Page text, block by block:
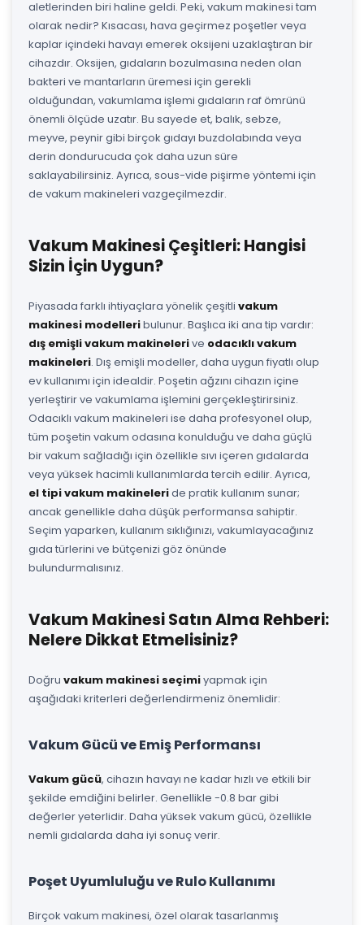
aletlerinden biri haline geldi. Peki, vakum makinesi tam
olarak nedir? Kısacası, hava geçirmez poşetler veya
kaplar içindeki havayı emerek oksijeni uzaklaştıran bir
cihazdır. Oksijen, gıdaların bozulmasına neden olan
bakteri ve mantarların üremesi için gerekli
olduğundan, vakumlama işlemi gıdaların raf ömrünü
önemli ölçüde uzatır. Bu sayede et, balık, sebze,
meyve, peynir gibi birçok gıdayı buzdolabında veya
derin dondurucuda çok daha uzun süre
saklayabilirsiniz. Ayrıca, sous-vide pişirme yöntemi için
de vakum makineleri vazgeçilmezdir.
Vakum Makinesi Çeşitleri: Hangisi
Sizin İçin Uygun?
Piyasada farklı ihtiyaçlara yönelik çeşitli vakum
makinesi modelleribulunur. Başlıca iki ana tip vardır:
dış emişli vakum makinelerive odacıklı vakum
makineleri. Dış emişli modeller, daha uygun fiyatlı olup
ev kullanımı için idealdir. Poşetin ağzını cihazın içine
yerleştirir ve vakumlama işlemini gerçekleştirirsiniz.
Odacıklı vakum makineleri ise daha profesyonel olup,
tüm poşetin vakum odasına konulduğu ve daha güçlü
bir vakum sağladığı için özellikle sıvı içeren gıdalarda
veya yüksek hacimli kullanımlarda tercih edilir. Ayrıca,
el tipi vakum makineleride pratik kullanım sunar;
ancak genellikle daha düşük performansa sahiptir.
Seçim yaparken, kullanım sıklığınızı, vakumlayacağınız
gıda türlerini ve bütçenizi göz önünde
bulundurmalısınız.
Vakum Makinesi Satın Alma Rehberi:
Nelere Dikkat Etmelisiniz?
Doğru vakum makinesi seçimiyapmak için
aşağıdaki kriterleri değerlendirmeniz önemlidir:
Vakum Gücü ve Emiş Performansı
Vakum gücü, cihazın havayı ne kadar hızlı ve etkili bir
şekilde emdiğini belirler. Genellikle -0.8 bar gibi
değerler yeterlidir. Daha yüksek vakum gücü, özellikle
nemli gıdalarda daha iyi sonuç verir.
Poşet Uyumluluğu ve Rulo Kullanımı
Birçok vakum makinesi, özel olarak tasarlanmış